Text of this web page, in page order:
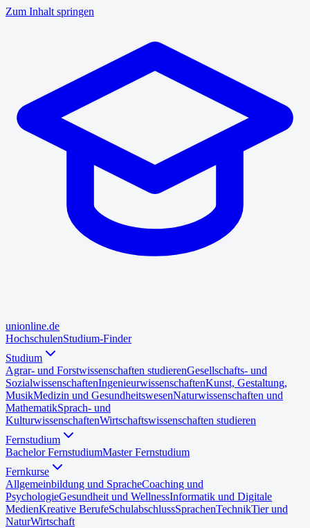
Zum Inhalt springen
unionline.de
HochschulenStudium-Finder
Studium
Agrar- und Forstwissenschaften studierenGesellschafts- und
SozialwissenschaftenIngenieurwissenschaftenKunst, Gestaltung,
MusikMedizin und GesundheitswesenNaturwissenschaften und
MathematikSprach- und
KulturwissenschaftenWirtschaftswissenschaften studieren
Fernstudium
Bachelor FernstudiumMaster Fernstudium
Fernkurse
Allgemeinbildung und SpracheCoaching und
PsychologieGesundheit und WellnessInformatik und Digitale
MedienKreative BerufeSchulabschlussSprachenTechnikTier und
NaturWirtschaft